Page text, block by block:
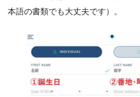
本語の書類でも大丈夫です）。